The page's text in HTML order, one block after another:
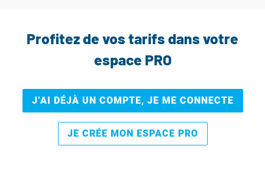
Profitez de vos tarifs dans votre
espace PRO
J’AI DÉJÀ UN COMPTE, JE ME CONNECTE
JE CRÉE MON ESPACE PRO